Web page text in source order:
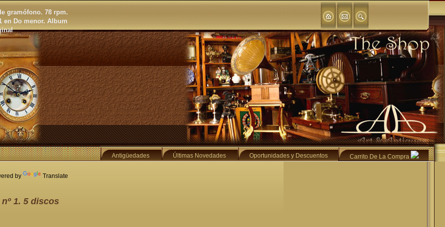
gramófono. 78 rpm.
en Do menor. Album
by Translate
Antigüedades Últimas Novedades Oportunidades y Descuentos Carrito De La Compra
1. 5 discos